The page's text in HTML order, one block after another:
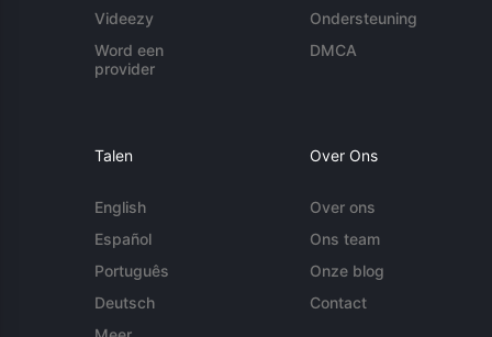
Videezy
Word een
provider
Ondersteuning
DMCA
Talen
English
Español
Português
Deutsch
Over Ons
Over ons
Ons team
Onze blog
Contact